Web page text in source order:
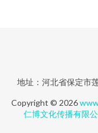
地址：河北省保定市
Copyright © 2026
仁博文化传播有限